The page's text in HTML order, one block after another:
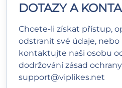
DOTAZY A
Chcete-li získat přístup,
odstranit své údaje,
kontaktujte naši osobu
dodržování zásad
support@viplikes.net